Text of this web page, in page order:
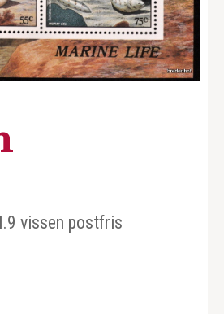
vissen postfris